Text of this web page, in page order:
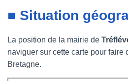
■ Situation
La position de la mairie de
naviguer sur cette carte pour faire
Bretagne.